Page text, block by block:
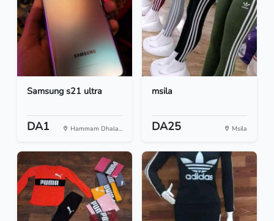
Samsung s21 ultra
DA1 Hammam Dhala...
msila
DA25 Msila